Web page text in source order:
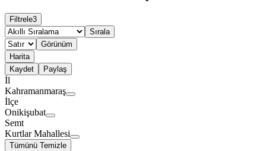
Filtrele3
Sırala
Görünüm
Harita
Kaydet
Paylaş
İl
Kahramanmaraş
İlçe
Onikişubat
Semt
Kurtlar Mahallesi
Tümünü Temizle